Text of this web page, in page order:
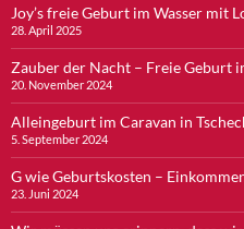
Joy’s freie Geburt im Wasser mit
28. April 2025
Zauber der Nacht – Freie Geburt
20. November 2024
Alleingeburt im Caravan in
5. September 2024
G wie Geburtskosten –
23. Juni 2024